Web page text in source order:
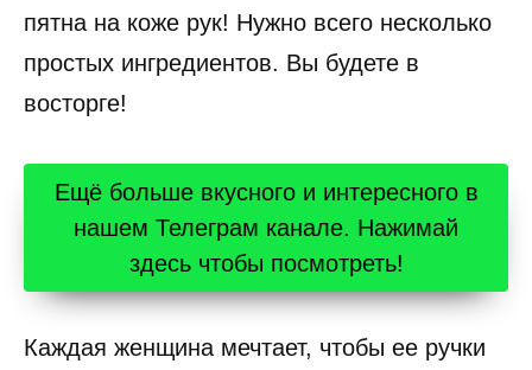
пятна на коже рук! Нужно всего несколько
простых ингредиентов. Вы будете в
восторге!
Ещё больше вкусного и интересного в
нашем Телеграм канале. Нажимай
здесь чтобы посмотреть!
Каждая женщина мечтает, чтобы ее ручки